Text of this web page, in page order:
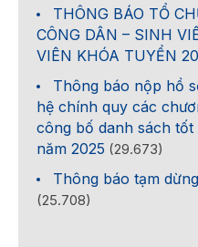
THÔNG BÁO TỔ
CÔNG DÂN – SINH
VIÊN KHÓA TUYỂN
Thông báo nộp hồ
hệ chính quy các
công bố danh sách tốt
năm 2025 (29.673)
Thông báo tạm
(25.708)